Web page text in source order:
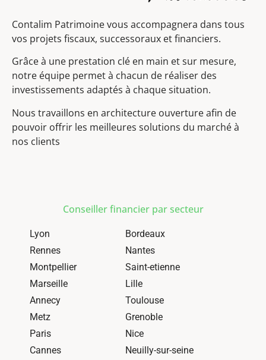
Contalim Patrimoine vous accompagnera dans tous
vos projets fiscaux, successoraux et financiers.
Grâce à une prestation clé en main et sur mesure,
notre équipe permet à chacun de réaliser des
investissements adaptés à chaque situation.
Nous travaillons en architecture ouverture afin de
pouvoir offrir les meilleures solutions du marché à
nos clients
Conseiller financier par secteur
Lyon
Bordeaux
Rennes
Nantes
Montpellier
Saint-etienne
Marseille
Lille
Annecy
Toulouse
Metz
Grenoble
Paris
Nice
Cannes
Neuilly-sur-seine